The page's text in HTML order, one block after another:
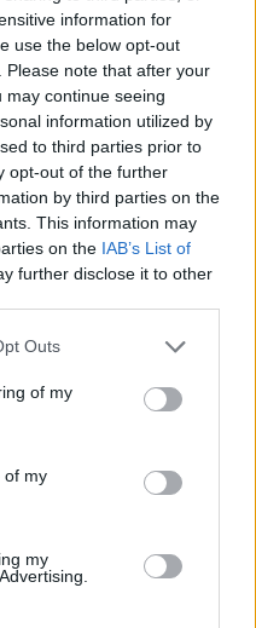
information for
use the below opt-out
note that after your
continue seeing
information utilized by
to third parties prior to
opt-out of the further
by third parties on the
This information may
on the IAB’s List of
further disclose it to other
Outs
of my
of my
my
hozta: A közgyűlés
és az audit
felügyelőbizottság tagját
bizottság tagját. A
2027. április 30.
a felügyelőbizottság
hírarchívumához
év napon belüli